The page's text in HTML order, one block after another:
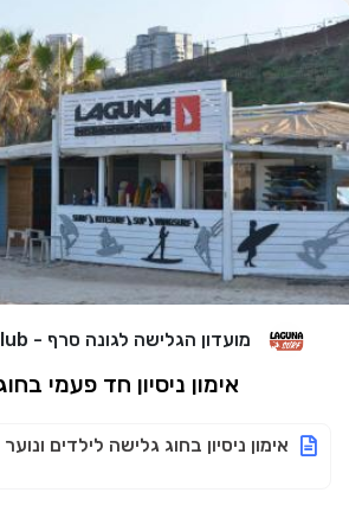
מועדון הגלישה לגונה סרף - Laguna Surf Club
אימון ניסיון חד פעמי
אימון ניסיון בחוג גלישה לילדים ונוער